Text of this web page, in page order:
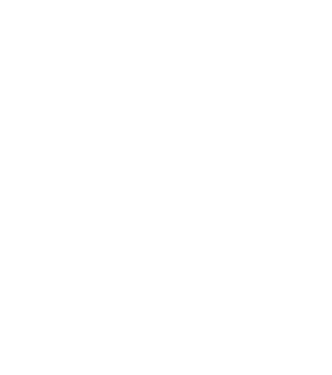
义勇为市民。五年后马超发现袁家兄